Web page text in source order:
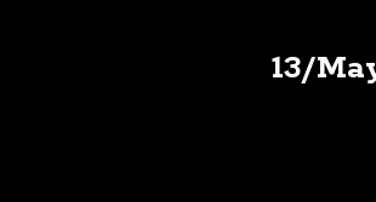
13/